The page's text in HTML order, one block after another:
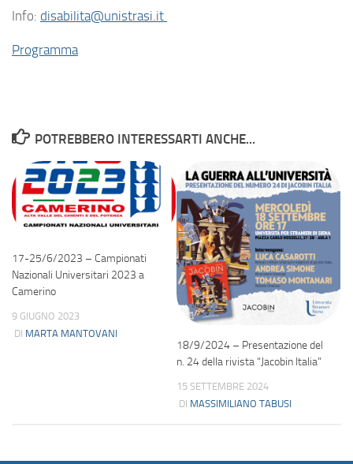
Info: disabilita@unistrasi.it
Programma
POTREBBERO INTERESSARTI ANCHE...
17-25/6/2023 – Campionati
Nazionali Universitari 2023 a
Camerino
9 GIUGNO 2023
DI MARTA MANTOVANI
18/9/2024 – Presentazione del
n. 24 della rivista “Jacobin Italia”
15 SETTEMBRE 2024
DI MASSIMILIANO TABUSI